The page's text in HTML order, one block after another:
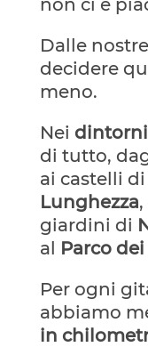
non ci è
Dalle
decidere
meno.
Nei
di tutto,
ai castelli di
Lunghezza
giardini di
al Parco
Per ogni
abbiamo
in